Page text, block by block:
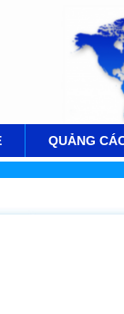
QUẢNG